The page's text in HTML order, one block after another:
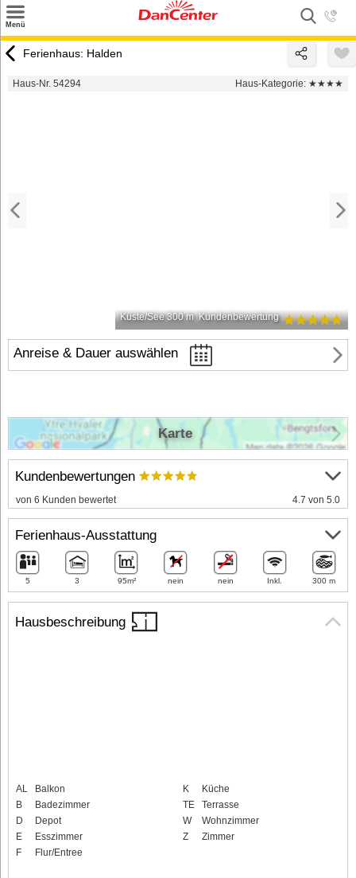
Menü
Urlaubsziele
Ferienhaus: Halden
Haus-Nr. 54294 Haus-Kategorie: ★★★★
Küste/See 300 m Kundenbewertung
Anreise & Dauer auswählen
Hausbeschreibung
AL
Balkon
B
Badezimmer
D
Depot
E
Esszimmer
F
Flur/Entree
K
Küche
TE
Terrasse
W
Wohnzimmer
Z
Zimmer
Kundenbewertungen
von 6 Kunden bewertet 4.7 von 5.0
Ferienhaus-Ausstattung
5 3 95m² nein nein Inkl. 300 m
Karte